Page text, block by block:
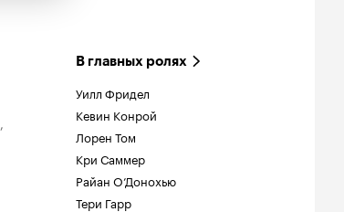
,
В главных ролях
Уилл Фридел
Кевин Конрой
Лорен Том
Кри Саммер
Райан О’Донохью
Тери Гарр